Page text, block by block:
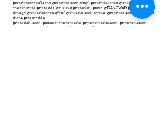
@ช่างรังวัดเอกชนโคราช @ช่างรังวัดเอกชนชัยภูมิ @ช่างรังวัดเอกชน @ช่างรังวัด @สอบถาม
ราคาช่างรังวัด @รังวัดที่ดินทั่วประเทศ @รังวัดที่ดิน @สชอ. @RANGWAD @ช่างรังวัดเอกชน
สุราษฏร์ @ช่างรังวัดเอกชนบุรีรัมย์ @ช่างรังวัดเอกชนกรุงเทพ @ช่างรังวัดเอกชนอีสาน @ช่าง
สำรวจ @จัดสรรที่ดิน
@รังวัดที่ดินเอกชน @สอบถามราคาช่างรังวัด @ราคาช่างรังวัดเอกชน @ราคาช่างเอกชน
@ช่างเอกชน @ช่างรังวัด @สอบเขตที่ดิน @แบ่งแยกที่ดิน